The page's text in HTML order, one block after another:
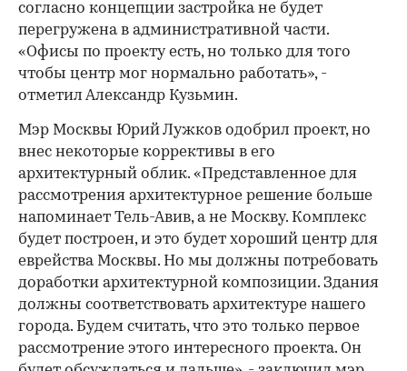
согласно концепции застройка не будет
перегружена в административной части.
«Офисы по проекту есть, но только для того
чтобы центр мог нормально работать», -
отметил Александр Кузьмин.
Мэр Москвы Юрий Лужков одобрил проект, но
внес некоторые коррективы в его
архитектурный облик. «Представленное для
рассмотрения архитектурное решение больше
напоминает Тель-Авив, а не Москву. Комплекс
будет построен, и это будет хороший центр для
еврейства Москвы. Но мы должны потребовать
доработки архитектурной композиции. Здания
должны соответствовать архитектуре нашего
города. Будем считать, что это только первое
рассмотрение этого интересного проекта. Он